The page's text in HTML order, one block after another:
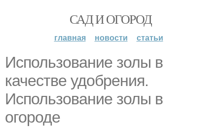
САД И ОГОРОД
главная новости статьи
Использование золы в
качестве удобрения.
Использование золы в
огороде